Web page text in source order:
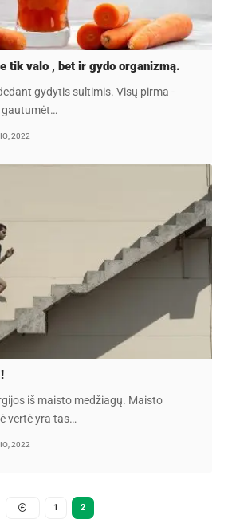
tik valo , bet ir gydo organizmą.
gydytis sultimis. Visų pirma -
gautumėt…
2022
iš maisto medžiagų. Maisto
vertė yra tas…
2022
1 2